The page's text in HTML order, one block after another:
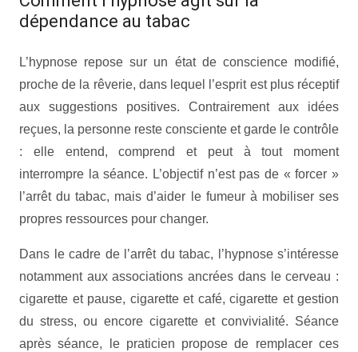
dépendance au tabac
L’hypnose repose sur un état de conscience modifié,
proche de la rêverie, dans lequel l’esprit est plus réceptif
aux suggestions positives. Contrairement aux idées
reçues, la personne reste consciente et garde le contrôle
: elle entend, comprend et peut à tout moment
interrompre la séance. L’objectif n’est pas de « forcer »
l’arrêt du tabac, mais d’aider le fumeur à mobiliser ses
propres ressources pour changer.
Dans le cadre de l’arrêt du tabac, l’hypnose s’intéresse
notamment aux associations ancrées dans le cerveau :
cigarette et pause, cigarette et café, cigarette et gestion
du stress, ou encore cigarette et convivialité. Séance
après séance, le praticien propose de remplacer ces